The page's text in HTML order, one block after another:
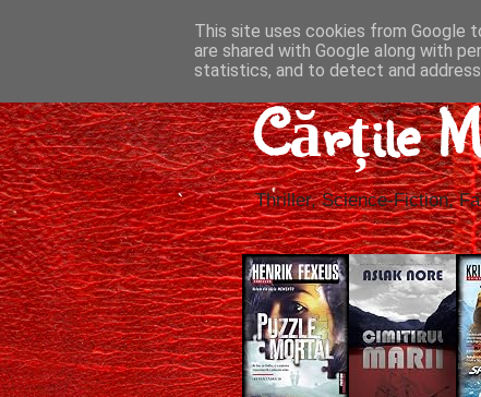
Cărțile
Thriller, Science-Fiction,
This site uses cookies from Google
are shared with Google along with
statistics, and to detect and address